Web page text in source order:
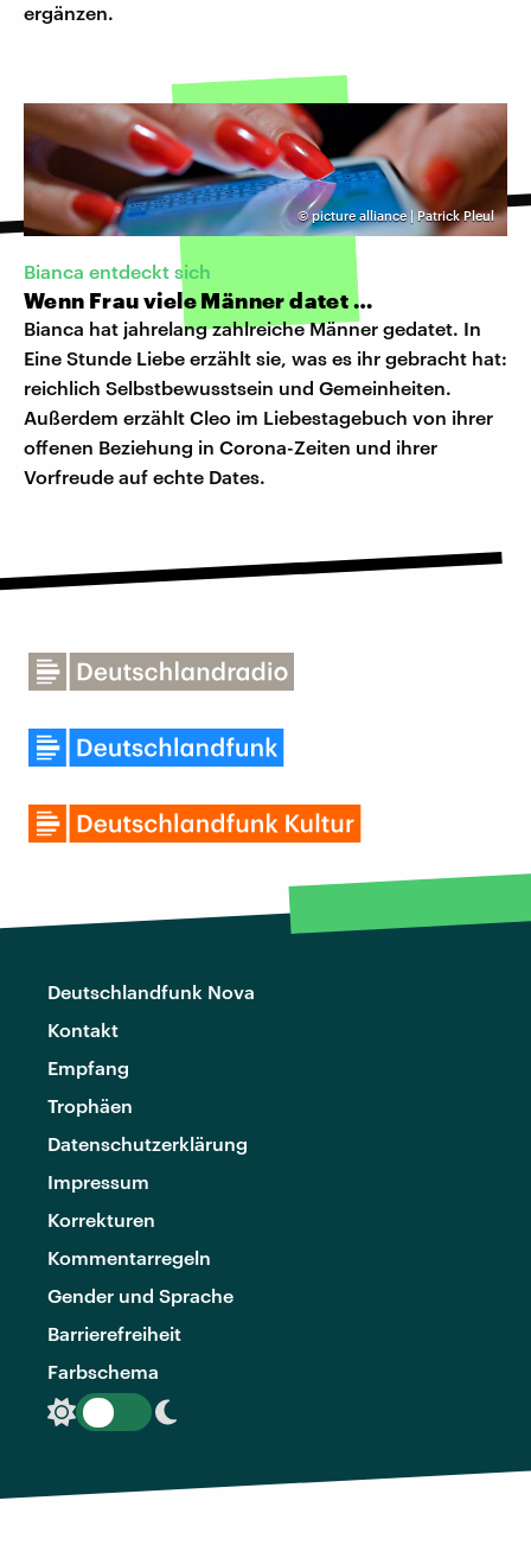
ergänzen.
© picture alliance | Patrick Pleul
Bianca entdeckt sich
Wenn Frau viele Männer datet …
Bianca hat jahrelang zahlreiche Männer gedatet. In
Eine Stunde Liebe erzählt sie, was es ihr gebracht hat:
reichlich Selbstbewusstsein und Gemeinheiten.
Außerdem erzählt Cleo im Liebestagebuch von ihrer
offenen Beziehung in Corona-Zeiten und ihrer
Vorfreude auf echte Dates.
Deutschlandfunk Nova
Kontakt
Empfang
Trophäen
Datenschutzerklärung
Impressum
Korrekturen
Kommentarregeln
Gender und Sprache
Barrierefreiheit
Farbschema